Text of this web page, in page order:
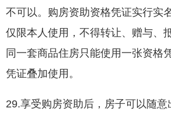
不可以。购房资助资格凭证实行实
仅限本人使用，不得转让、赠与、
同一套商品住房只能使用一张资格
凭证叠加使用。
29.享受购房资助后，房子可以随